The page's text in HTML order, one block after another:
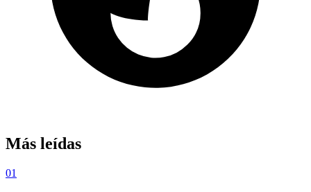
Más leídas
01